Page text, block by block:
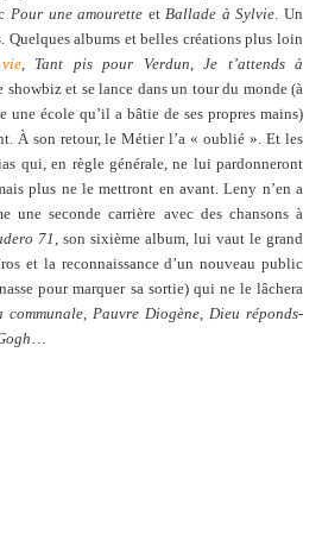
Pour une amourette etBallade à Sylvie. Un
Quelques albums et belles créations plus loin
, Tant pis pour Verdun,Je t’attends à
et se lance dans un tour du monde (à
école qu’il a bâtie de ses propres mains)
À son retour, le Métier l’a « oublié ». Et les
qui, en règle générale, ne lui pardonneront
plus ne le mettront en avant. Leny n’en a
une seconde carrière avec des chansons à
71, son sixième album, lui vaut le grand
et la reconnaissance d’un nouveau public
pour marquer sa sortie) qui ne le lâchera
communale, Pauvre Diogène, Dieu réponds-
…